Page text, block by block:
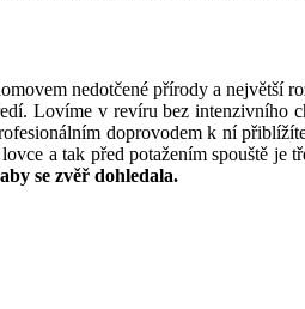
nedotčené přírody a
Lovíme v revíru bez
doprovodem k ní
a tak před potažením spouště je
se zvěř dohledala.